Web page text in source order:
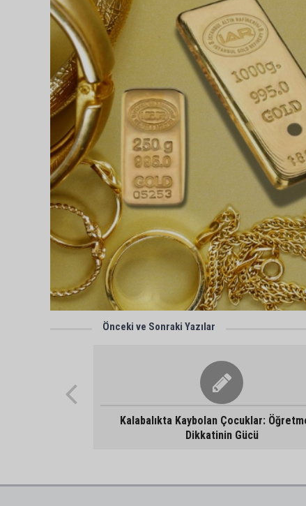
Önceki ve Sonraki Yazılar
Kalabalıkta Kaybolan Çocuklar:
Dikkatinin Gücü